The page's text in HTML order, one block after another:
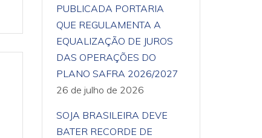
PUBLICADA PORTARIA
QUE REGULAMENTA A
EQUALIZAÇÃO DE JUROS
DAS OPERAÇÕES DO
PLANO SAFRA 2026/2027
26 de julho de 2026
SOJA BRASILEIRA DEVE
BATER RECORDE DE